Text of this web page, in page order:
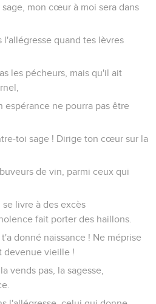
mon cœur à moi sera dans
l'allégresse quand tes lèvres
les pécheurs, mais qu'il ait
espérance ne pourra pas être
toi sage ! Dirige ton cœur sur la
de vin, parmi ceux qui
livre à des excès
fait porter des haillons.
donné naissance ! Ne méprise
devenue vieille !
vends pas, la sagesse,